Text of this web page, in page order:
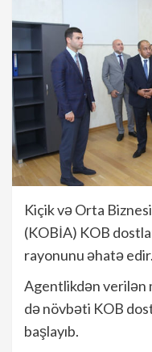
Kiçik və Orta
(KOBİA) KOB
rayonunu əhatə edir.
Agentlikdən verilən
də növbəti KOB
başlayıb.